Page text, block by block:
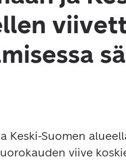
Keski-Suomen
viive